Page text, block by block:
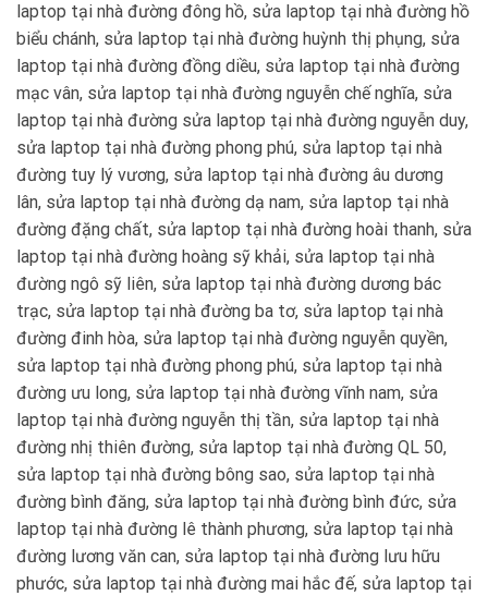
laptop tại nhà đường đông hồ, sửa laptop tại nhà đường hồ
biểu chánh, sửa laptop tại nhà đường huỳnh thị phụng, sửa
laptop tại nhà đường đồng diều, sửa laptop tại nhà đường
mạc vân, sửa laptop tại nhà đường nguyễn chế nghĩa, sửa
laptop tại nhà đường sửa laptop tại nhà đường nguyễn duy,
sửa laptop tại nhà đường phong phú, sửa laptop tại nhà
đường tuy lý vương, sửa laptop tại nhà đường âu dương
lân, sửa laptop tại nhà đường dạ nam, sửa laptop tại nhà
đường đặng chất, sửa laptop tại nhà đường hoài thanh, sửa
laptop tại nhà đường hoàng sỹ khải, sửa laptop tại nhà
đường ngô sỹ liên, sửa laptop tại nhà đường dương bác
trạc, sửa laptop tại nhà đường ba tơ, sửa laptop tại nhà
đường đinh hòa, sửa laptop tại nhà đường nguyễn quyền,
sửa laptop tại nhà đường phong phú, sửa laptop tại nhà
đường ưu long, sửa laptop tại nhà đường vĩnh nam, sửa
laptop tại nhà đường nguyễn thị tần, sửa laptop tại nhà
đường nhị thiên đường, sửa laptop tại nhà đường QL 50,
sửa laptop tại nhà đường bông sao, sửa laptop tại nhà
đường bình đăng, sửa laptop tại nhà đường bình đức, sửa
laptop tại nhà đường lê thành phương, sửa laptop tại nhà
đường lương văn can, sửa laptop tại nhà đường lưu hữu
phước, sửa laptop tại nhà đường mai hắc đế, sửa laptop tại